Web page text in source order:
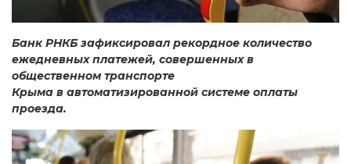
Банк РНКБ зафиксировал рекордное количество
ежедневных платежей, совершенных в
общественном транспорте
Крыма в автоматизированной системе оплаты
проезда.